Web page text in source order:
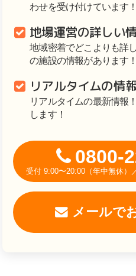
わせを受け付けています！
地場運営の詳しい
地域密着でどこよりも詳
の施設の情報があります！
リアルタイムの情
リアルタイムの最新情報
します！
0800-
受付 9:00〜20:00（年中無休）
メールで